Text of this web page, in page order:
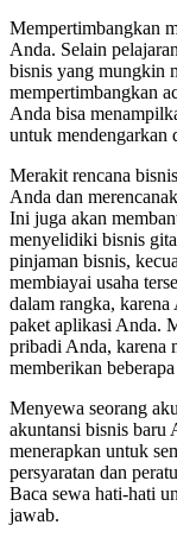
Mempertimbangkan
Anda. Selain
bisnis yang mungkin
mempertimbangkan
Anda bisa
untuk mendengarkan
Merakit rencana
Anda dan
Ini juga akan
menyelidiki bisnis
pinjaman bisnis,
membiayai usaha
dalam rangka,
paket aplikasi Anda.
pribadi Anda, karena
memberikan
Menyewa seorang
akuntansi bisnis baru
menerapkan untuk
persyaratan dan
Baca sewa hati-hati
jawab.